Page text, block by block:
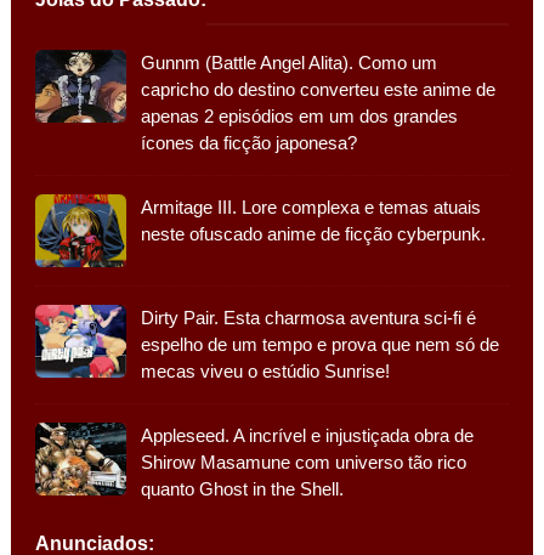
Gunnm (Battle Angel Alita). Como um
capricho do destino converteu este anime de
apenas 2 episódios em um dos grandes
ícones da ficção japonesa?
Armitage III. Lore complexa e temas atuais
neste ofuscado anime de ficção cyberpunk.
Dirty Pair. Esta charmosa aventura sci-fi é
espelho de um tempo e prova que nem só de
mecas viveu o estúdio Sunrise!
Appleseed. A incrível e injustiçada obra de
Shirow Masamune com universo tão rico
quanto Ghost in the Shell.
Anunciados: